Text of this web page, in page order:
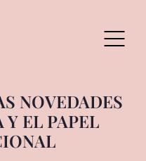
NOVEDADES
Y EL PAPEL